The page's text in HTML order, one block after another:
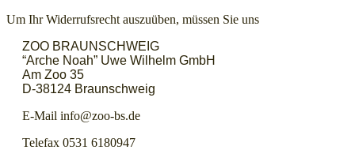
Um Ihr Widerrufsrecht auszuüben, müssen Sie uns
ZOO BRAUNSCHWEIG
“Arche Noah” Uwe Wilhelm GmbH
Am Zoo 35
D-38124 Braunschweig
E-Mail info@zoo-bs.de
Telefax 0531 6180947